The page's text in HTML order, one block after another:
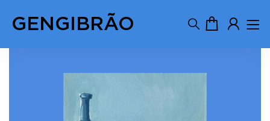
GENGIBRÃO